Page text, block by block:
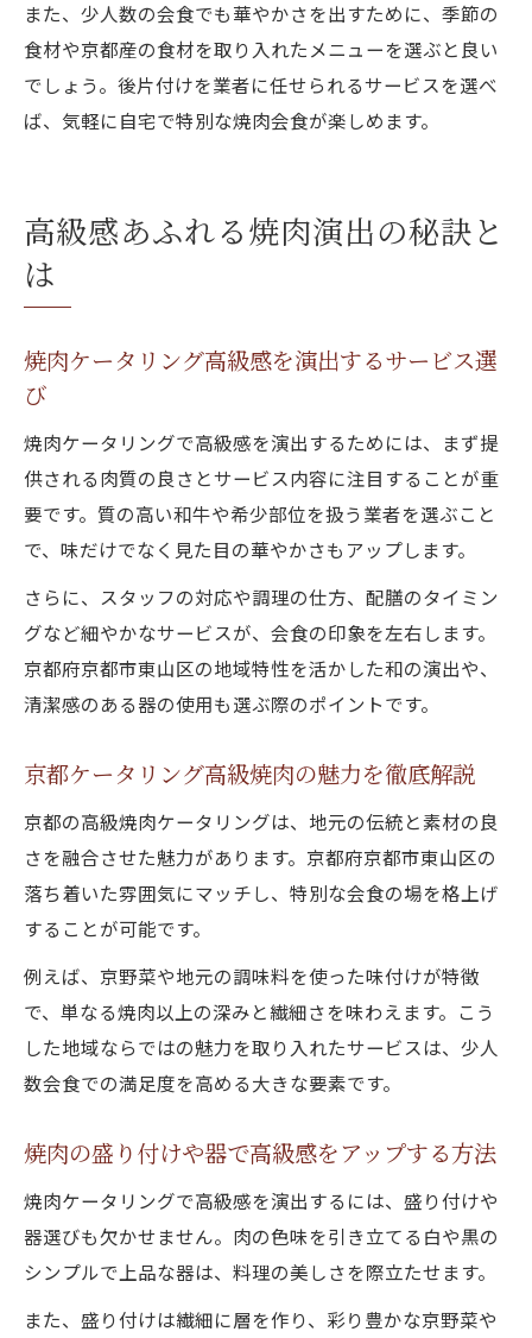
また、少人数の会食でも華やかさを出すために、季節の
食材や京都産の食材を取り入れたメニューを選ぶと良い
でしょう。後片付けを業者に任せられるサービスを選べ
ば、気軽に自宅で特別な焼肉会食が楽しめます。
高級感あふれる焼肉演出の秘訣と
は
焼肉ケータリング高級感を演出するサービス選
び
焼肉ケータリングで高級感を演出するためには、まず提
供される肉質の良さとサービス内容に注目することが重
要です。質の高い和牛や希少部位を扱う業者を選ぶこと
で、味だけでなく見た目の華やかさもアップします。
さらに、スタッフの対応や調理の仕方、配膳のタイミン
グなど細やかなサービスが、会食の印象を左右します。
京都府京都市東山区の地域特性を活かした和の演出や、
清潔感のある器の使用も選ぶ際のポイントです。
京都ケータリング高級焼肉の魅力を徹底解説
京都の高級焼肉ケータリングは、地元の伝統と素材の良
さを融合させた魅力があります。京都府京都市東山区の
落ち着いた雰囲気にマッチし、特別な会食の場を格上げ
することが可能です。
例えば、京野菜や地元の調味料を使った味付けが特徴
で、単なる焼肉以上の深みと繊細さを味わえます。こう
した地域ならではの魅力を取り入れたサービスは、少人
数会食での満足度を高める大きな要素です。
焼肉の盛り付けや器で高級感をアップする方法
焼肉ケータリングで高級感を演出するには、盛り付けや
器選びも欠かせません。肉の色味を引き立てる白や黒の
シンプルで上品な器は、料理の美しさを際立たせます。
また、盛り付けは繊細に層を作り、彩り豊かな京野菜や